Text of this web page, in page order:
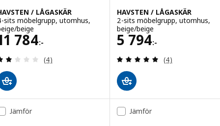
/ LÅGASKÄR
sits möbelgrupp, utomhus,
beige
784:-
11784:-
Recensera: 2 utav 5 stjärnor. Totalt antal
(4)
HAVSTEN / LÅGASKÄR
2-sits möbelgrupp, utomhus,
beige/beige
5 794:-
Pris 5794:-
Recensera: 5
(4)
Jämför Jämför